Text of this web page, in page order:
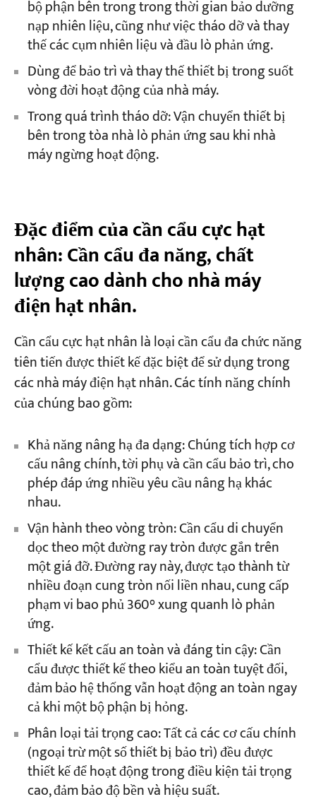
bộ phận bên trong trong thời gian bảo dưỡng
nạp nhiên liệu, cũng như việc tháo dỡ và thay
thế các cụm nhiên liệu và đầu lò phản ứng.
Dùng để bảo trì và thay thế thiết bị trong suốt
vòng đời hoạt động của nhà máy.
Trong quá trình tháo dỡ: Vận chuyển thiết bị
bên trong tòa nhà lò phản ứng sau khi nhà
máy ngừng hoạt động.
Đặc điểm của cần cẩu cực hạt
nhân: Cần cẩu đa năng, chất
lượng cao dành cho nhà máy
điện hạt nhân.
Cần cẩu cực hạt nhân là loại cần cẩu đa chức năng
tiên tiến được thiết kế đặc biệt để sử dụng trong
các nhà máy điện hạt nhân. Các tính năng chính
của chúng bao gồm:
Khả năng nâng hạ đa dạng: Chúng tích hợp cơ
cấu nâng chính, tời phụ và cần cẩu bảo trì, cho
phép đáp ứng nhiều yêu cầu nâng hạ khác
nhau.
Vận hành theo vòng tròn: Cần cẩu di chuyển
dọc theo một đường ray tròn được gắn trên
một giá đỡ. Đường ray này, được tạo thành từ
nhiều đoạn cung tròn nối liền nhau, cung cấp
phạm vi bao phủ 360° xung quanh lò phản
ứng.
Thiết kế kết cấu an toàn và đáng tin cậy: Cần
cẩu được thiết kế theo kiểu an toàn tuyệt đối,
đảm bảo hệ thống vẫn hoạt động an toàn ngay
cả khi một bộ phận bị hỏng.
Phân loại tải trọng cao: Tất cả các cơ cấu chính
(ngoại trừ một số thiết bị bảo trì) đều được
thiết kế để hoạt động trong điều kiện tải trọng
cao, đảm bảo độ bền và hiệu suất.